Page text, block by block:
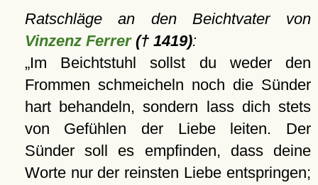
Ratschläge an den Beichtvater von
Vinzenz Ferrer(† 1419):
Im Beichtstuhl sollst du weder den
Frommen schmeicheln noch die Sünder
hart behandeln, sondern lass dich stets
von Gefühlen der Liebe leiten. Der
Sünder soll es empfinden, dass deine
Worte nur der reinsten Liebe entspringen;